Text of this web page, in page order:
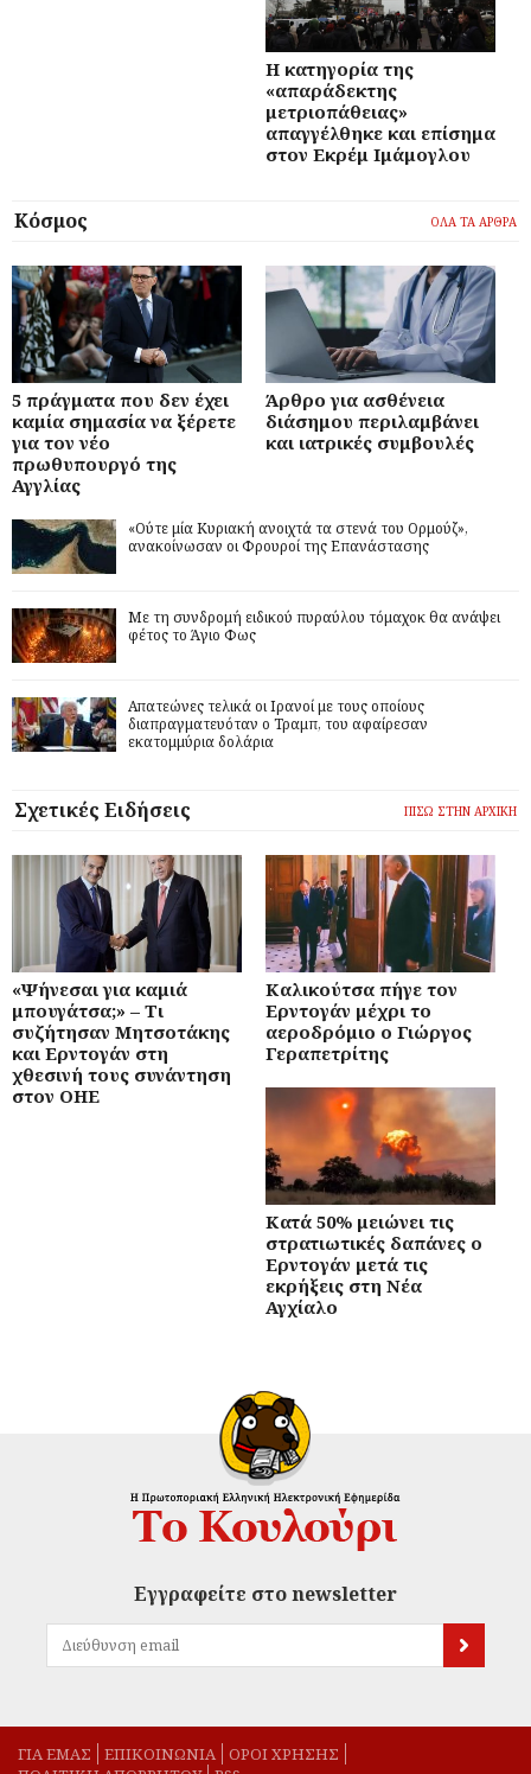
Η κατηγορία της
«απαράδεκτης
μετριοπάθειας»
απαγγέλθηκε και επίσημα
στον Εκρέμ Ιμάμογλου
Κόσμος ΟΛΑ ΤΑ ΑΡΘΡΑ
5 πράγματα που δεν έχει
καμία σημασία να ξέρετε
για τον νέο
πρωθυπουργό της
Αγγλίας
Άρθρο για ασθένεια
διάσημου περιλαμβάνει
και ιατρικές συμβουλές
«Ούτε μία Κυριακή ανοιχτά τα στενά του Ορμούζ»,
ανακοίνωσαν οι Φρουροί της Επανάστασης
Με τη συνδρομή ειδικού πυραύλου τόμαχοκ θα ανάψει
φέτος το Άγιο Φως
Απατεώνες τελικά οι Ιρανοί με τους οποίους
διαπραγματευόταν ο Τραμπ, του αφαίρεσαν
εκατομμύρια δολάρια
Σχετικές Ειδήσεις ΠΙΣΩ ΣΤΗΝ ΑΡΧΙΚΗ
«Ψήνεσαι για καμιά
μπουγάτσα;» – Τι
συζήτησαν Μητσοτάκης
και Ερντογάν στη
χθεσινή τους συνάντηση
στον ΟΗΕ
Καλικούτσα πήγε τον
Ερντογάν μέχρι το
αεροδρόμιο ο Γιώργος
Γεραπετρίτης
Κατά 50% μειώνει τις
στρατιωτικές δαπάνες ο
Ερντογάν μετά τις
εκρήξεις στη Νέα
Αγχίαλο
Εγγραφείτε στο newsletter
ΓΙΑ ΕΜΑΣ EΠΙΚΟΙΝΩΝΙΑ
ΟΡΟΙ ΧΡΗΣΗΣ